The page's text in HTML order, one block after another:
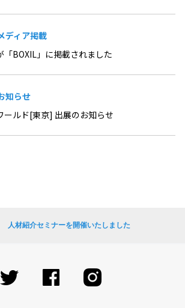
ディア掲載
「BOXIL」に掲載されました
知らせ
ールド[東京] 出展のお知らせ
人材紹介セミナーを開催いたしました